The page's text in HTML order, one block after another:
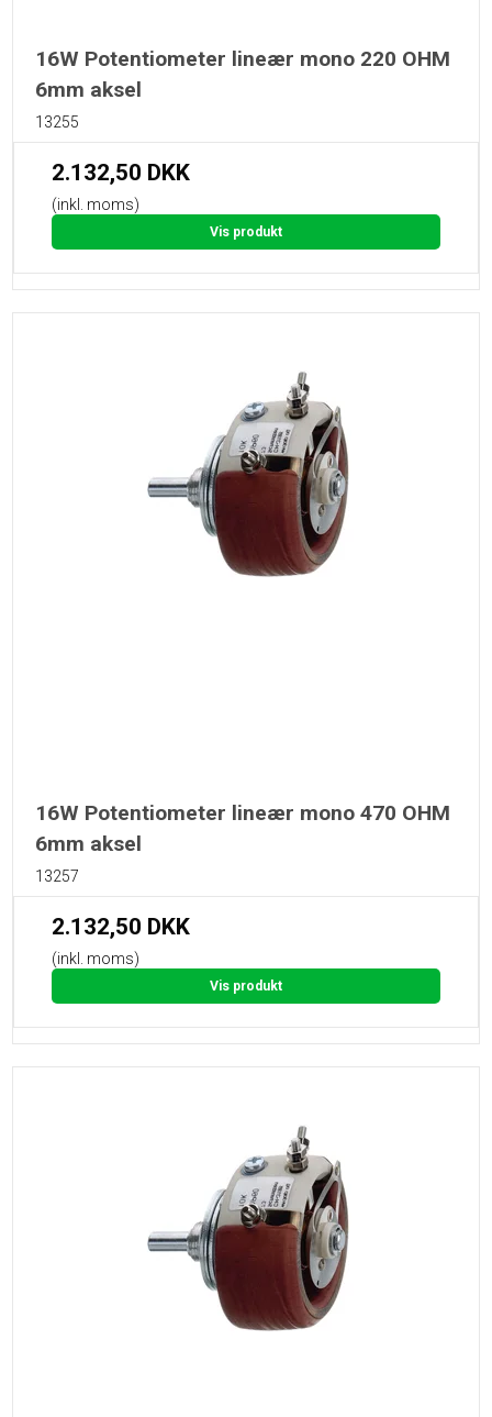
16W Potentiometer lineær mono 220 OHM
6mm aksel
13255
2.132,50 DKK
(inkl. moms)
Vis produkt
16W Potentiometer lineær mono 470 OHM
6mm aksel
13257
2.132,50 DKK
(inkl. moms)
Vis produkt